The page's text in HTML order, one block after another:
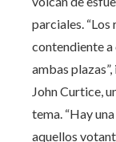
parciales.
contendiente a
ambas
John Curtice,
tema. “Hay
aquellos